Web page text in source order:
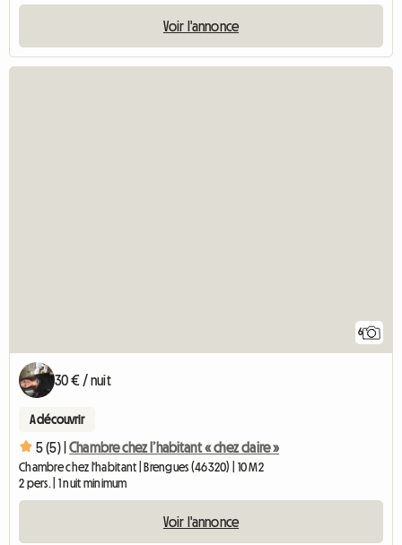
Voir l'annonce
6
30 € / nuit
A découvrir
5 (5) | Chambre chez l’habitant « chez claire »
Chambre chez l'habitant | Brengues (46320) | 10 M2
2 pers. | 1 nuit minimum
Voir l'annonce